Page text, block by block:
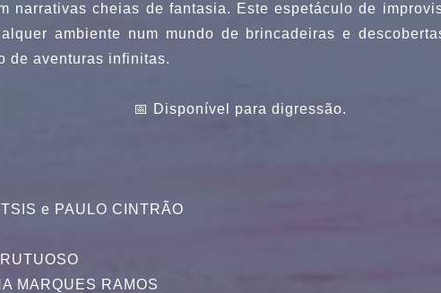
narrativas cheias de fantasia. Este espetáculo de
ambiente num mundo de brincadeiras e
de aventuras infinitas.
📅 Disponível para digressão.
e PAULO CINTRÃO
MARQUES RAMOS